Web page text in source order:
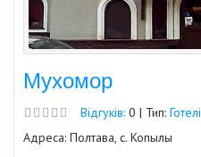
Мухомор
Відгуків: 0 | Тип: Готелі
Адреса: Полтава, с. Копылы